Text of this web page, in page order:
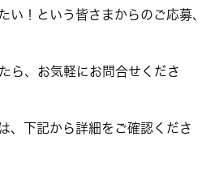
い！という皆さまからのご応募、
ら、お気軽にお問合せくださ
、下記から詳細をご確認くださ